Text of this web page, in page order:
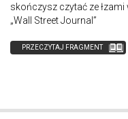
skończysz czytać ze łzami
„Wall Street Journal”
PRZECZYTAJ FRAGMENT